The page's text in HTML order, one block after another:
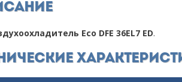
Eco DFE 36EL7 ED.